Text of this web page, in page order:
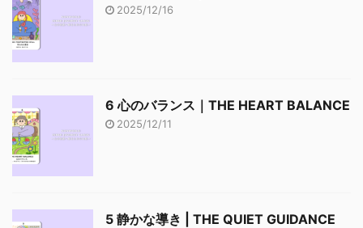
2025/12/16
6 心のバランス｜THE HEART BALANCE
2025/12/11
5 静かな導き | THE QUIET GUIDANCE